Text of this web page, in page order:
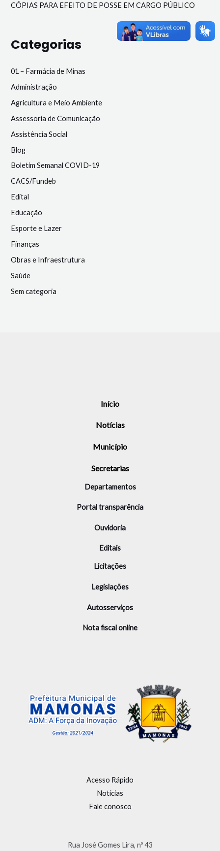
CÓPIAS PARA EFEITO DE POSSE EM CARGO PÚBLICO
Categorias
01 – Farmácia de Minas
Administração
Agricultura e Meio Ambiente
Assessoria de Comunicação
Assistência Social
Blog
Boletim Semanal COVID-19
CACS/Fundeb
Edital
Educação
Esporte e Lazer
Finanças
Obras e Infraestrutura
Saúde
Sem categoria
Início
Notícias
Município
Secretarias
Departamentos
Portal transparência
Ouvidoria
Editais
Licitações
Legislações
Autosserviços
Nota fiscal online
Acesso Rápido
Notícias
Fale conosco
Rua José Gomes Lira, nº 43